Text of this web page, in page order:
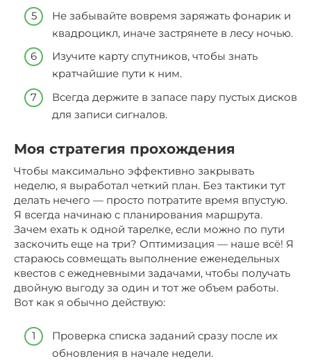
Не забывайте вовремя заряжать фонарик и
квадроцикл, иначе застрянете в лесу ночью.
Изучите карту спутников, чтобы знать
кратчайшие пути к ним.
Всегда держите в запасе пару пустых дисков
для записи сигналов.
Моя стратегия прохождения
Чтобы максимально эффективно закрывать
неделю, я выработал четкий план. Без тактики тут
делать нечего — просто потратите время впустую.
Я всегда начинаю с планирования маршрута.
Зачем ехать к одной тарелке, если можно по пути
заскочить еще на три? Оптимизация — наше всё! Я
стараюсь совмещать выполнение еженедельных
квестов с ежедневными задачами, чтобы получать
двойную выгоду за один и тот же объем работы.
Вот как я обычно действую:
Проверка списка заданий сразу после их
обновления в начале недели.